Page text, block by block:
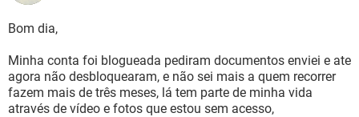
GUIA DE COMPRAS
INSTAGRAM
CELULAR
OUTLOOK
INSTAGRAM GMAIL
GUIA DE COMPRAS
JOGOS
OUTLOOK EXCEL
INSTAGRAM GMAIL
Bom dia,
Minha conta foi blogueada pediram documentos enviei e ate
agora não desbloquearam, e não sei mais a quem recorrer
fazem mais de três meses, lá tem parte de minha vida
através de vídeo e fotos que estou sem acesso,